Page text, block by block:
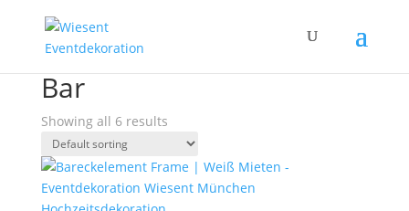
Bar
Showing all 6 results